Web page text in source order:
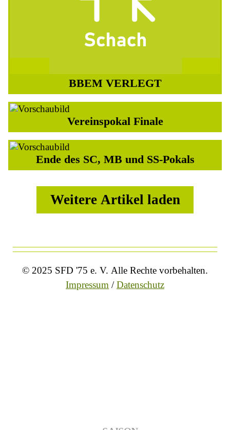
BBEM VERLEGT
Vereinspokal Finale
Ende des SC, MB und SS-Pokals
Weitere Artikel laden
© 2025 SFD '75 e. V. Alle Rechte vorbehalten.
Impressum /Datenschutz